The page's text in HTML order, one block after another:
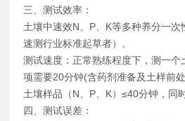
三、测试效率：
土壤中速效N、P、K等多种养分一次
速测行业标准起草者）。
测试速度：正常熟练程度下，测一个
项需要20分钟(含药剂准备及土样前
土壤样品（N、P、K）≤40分钟，同
四、测试误差：